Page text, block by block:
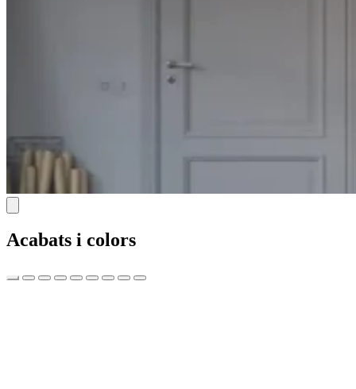
Acabats i colors